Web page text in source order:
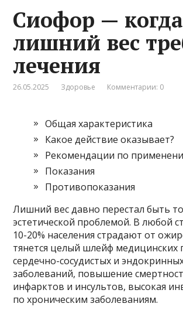
Сиофор — когда
лишний вес
лечения
26.05.2025 Здоровье Комментарии: 0
Общая характеристика
Какое действие оказывает?
Рекомендации по
Показания
Противопоказания
Лишний вес давно перестал быть
эстетической проблемой. В любой
10-20% населения страдают от
тянется целый шлейф медицинских
сердечно-сосудистых и
заболеваний, повышение
инфарктов и инсультов, высокая
по хроническим заболеваниям.